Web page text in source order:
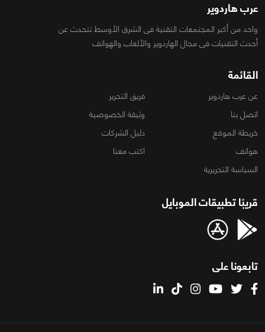
عرب هاردوير
واحد من أكبر المجتمعات التقنية فى الشرق الأوسط تتحدث عن
أحدث التقنيات فى مجال الهاردوير والألعاب والهواتف
القائمة
عن عرب هاردوير
فريق التحرير
اتصل بنا
وثيقة الخصوصية
خريطة الموقع
دليل الشركات
هواتف
اكتب معنا
السياسة التحريرية
قريبًا تطبيقات الموبايل
تابعونا على